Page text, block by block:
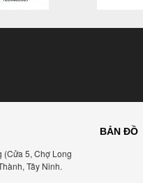
(Cửa 5, Chợ Long
Tây Ninh.
BẢN ĐỒ